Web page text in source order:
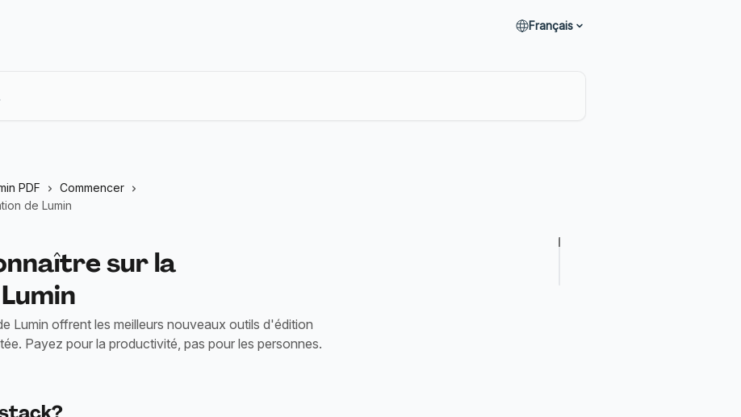
Français
PDF
Commencer
de Lumin
sur la
Lumin offrent les meilleurs nouveaux outils d'édition
Payez pour la productivité, pas pour les personnes.